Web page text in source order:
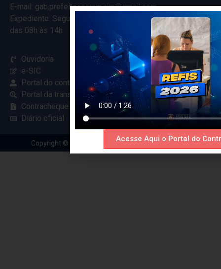
E-mail: gab.prefeitocearamirim@gmail.com
Expediente: Segunda à Sexta
das 08h às 14h
Ouvidoria
e-SIC
Portal do contribuinte
Portal da transparência
Contracheque online
Diário oficial
Copyright © 2024 Criado com pela Renovar Web
Acesse Aqui o Portal do